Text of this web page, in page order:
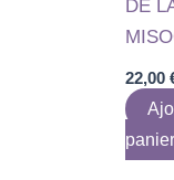
DE
22,00
panier